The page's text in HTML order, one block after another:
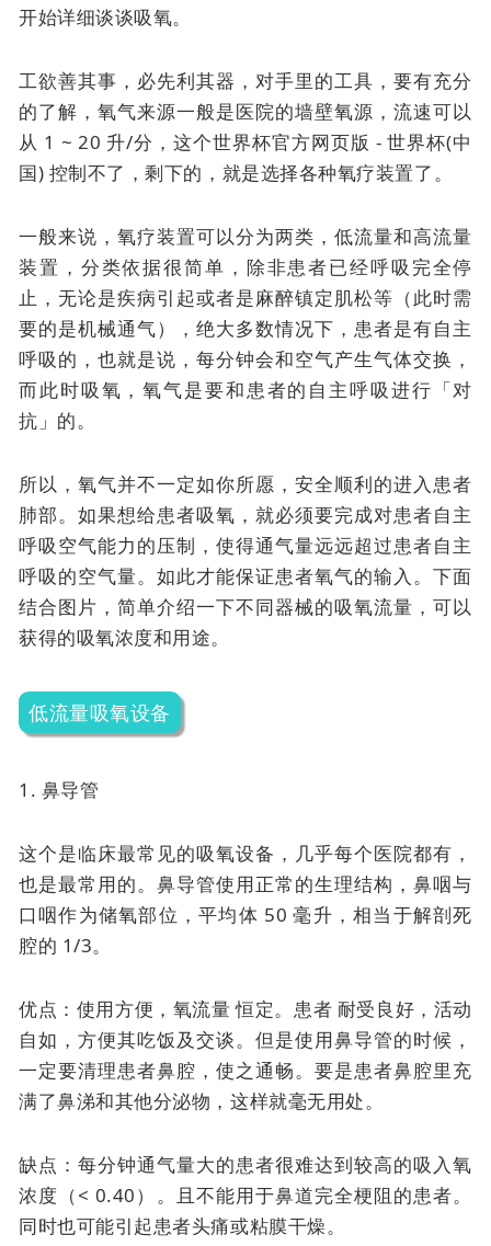
开始详细谈谈吸氧。
工欲善其事，必先利其器，对手里的工具，要有充分
的了解，氧气来源一般是医院的墙壁氧源，流速可以
从 1 ~ 20 升/分，这个世界杯官方网页版 - 世界杯(中
国) 控制不了，剩下的，就是选择各种氧疗装置了。
一般来说，氧疗装置可以分为两类，低流量和高流量
装置，分类依据很简单，除非患者已经呼吸完全停
止，无论是疾病引起或者是麻醉镇定肌松等（此时需
要的是机械通气），绝大多数情况下，患者是有自主
呼吸的，也就是说，每分钟会和空气产生气体交换，
而此时吸氧，氧气是要和患者的自主呼吸进行「对
抗」的。
所以，氧气并不一定如你所愿，安全顺利的进入患者
肺部。如果想给患者吸氧，就必须要完成对患者自主
呼吸空气能力的压制，使得通气量远远超过患者自主
呼吸的空气量。如此才能保证患者氧气的输入。下面
结合图片，简单介绍一下不同器械的吸氧流量，可以
获得的吸氧浓度和用途。
低流量吸氧设备
1. 鼻导管
这个是临床最常见的吸氧设备，几乎每个医院都有，
也是最常用的。鼻导管使用正常的生理结构，鼻咽与
口咽作为储氧部位，平均体 50 毫升，相当于解剖死
腔的 1/3。
优点：使用方便， 氧流量恒定。患者 耐受良好，活动
自如，方便其吃饭及交谈。但是使用鼻导管的时候，
一定要清理患者鼻腔，使之通畅。要是患者鼻腔里充
满了鼻涕和其他分泌物，这样就毫无用处。
缺点：每分钟通气量大的患者很难达到较高的吸入氧
浓度（< 0.40）。且不能用于鼻道完全梗阻的患者。
同时也可能引起患者头痛或粘膜干燥。